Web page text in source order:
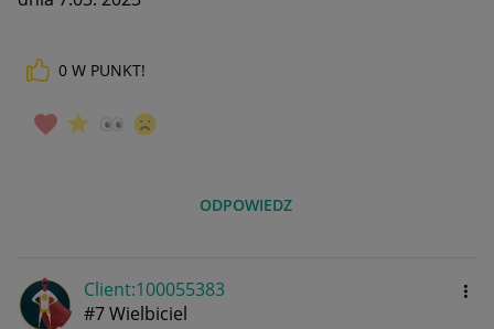
0 W PUNKT!
ODPOWIEDZ
Client:100055383
#7 Wielbiciel